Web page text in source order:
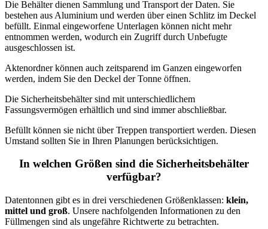
Die Behälter dienen Sammlung und Transport der Daten. Sie
bestehen aus Aluminium und werden über einen Schlitz im Deckel
befüllt. Einmal eingeworfene Unterlagen können nicht mehr
entnommen werden, wodurch ein Zugriff durch Unbefugte
ausgeschlossen ist.
Aktenordner können auch zeitsparend im Ganzen eingeworfen
werden, indem Sie den Deckel der Tonne öffnen.
Die Sicherheitsbehälter sind mit unterschiedlichem
Fassungsvermögen erhältlich und sind immer abschließbar.
Befüllt können sie nicht über Treppen transportiert werden. Diesen
Umstand sollten Sie in Ihren Planungen berücksichtigen.
In welchen Größen sind die Sicherheitsbehälter
verfügbar?
Datentonnen gibt es in drei verschiedenen Größenklassen: klein,
mittel und groß. Unsere nachfolgenden Informationen zu den
Füllmengen sind als ungefähre Richtwerte zu betrachten.